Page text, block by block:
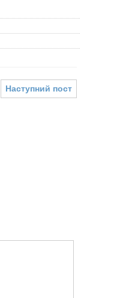
Наступний пост